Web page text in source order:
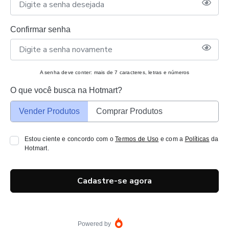
Confirmar senha
A senha deve conter: mais de 7 caracteres, letras e números
O que você busca na Hotmart?
Vender Produtos Comprar Produtos
Estou ciente e concordo com oTermos de Uso e com a Políticas da
Hotmart.
Cadastre-se agora
Powered by